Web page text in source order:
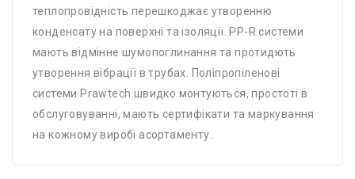
теплопровідність перешкоджає утворенню
конденсату на поверхні та ізоляції. PP-R системи
мають відмінне шумопоглинання та протидють
утворення вібрації в трубах. Поліпропіленові
системи Prawtech швидко монтуються, простоті в
обслуговуванні, мають сертифікати та маркування
на кожному виробі асортаменту.